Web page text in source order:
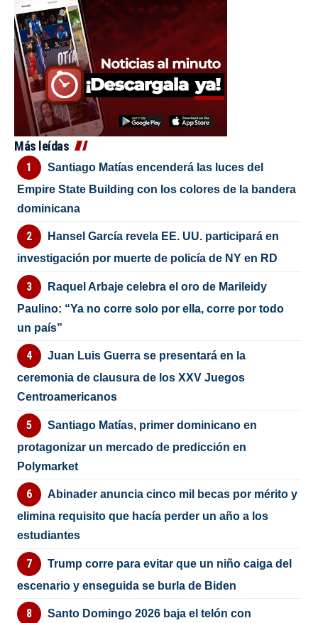
Más leídas
Santiago Matías encenderá las luces del
Empire State Building con los colores de la bandera
dominicana
Hansel García revela EE. UU. participará en
investigación por muerte de policía de NY en RD
Raquel Arbaje celebra el oro de Marileidy
Paulino: “Ya no corre solo por ella, corre por todo
un país”
Juan Luis Guerra se presentará en la
ceremonia de clausura de los XXV Juegos
Centroamericanos
Santiago Matías, primer dominicano en
protagonizar un mercado de predicción en
Polymarket
Abinader anuncia cinco mil becas por mérito y
elimina requisito que hacía perder un año a los
estudiantes
Trump corre para evitar que un niño caiga del
escenario y enseguida se burla de Biden
Santo Domingo 2026 baja el telón con